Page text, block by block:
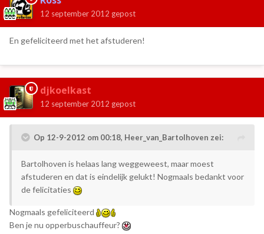
12 september 2012 gepost
En gefeliciteerd met het afstuderen!
djkoelkast
12 september 2012 gepost
Op 12-9-2012 om 00:18, Heer_van_Bartolhoven zei:
Bartolhoven is helaas lang weggeweest, maar moest
afstuderen en dat is eindelijk gelukt! Nogmaals bedankt voor
de felicitaties
Nogmaals gefeliciteerd
Ben je nu opperbuschauffeur?